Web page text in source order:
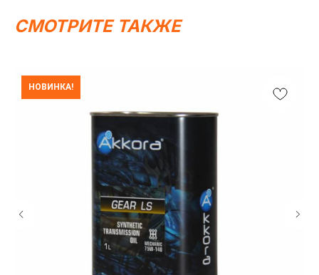
СМОТРИТЕ ТАКЖЕ
НОВИНКА!
ОГРНИП 325450000003279
является публичной офертой, определяемой
положениями Статьи 437 (2) ГК РФ.